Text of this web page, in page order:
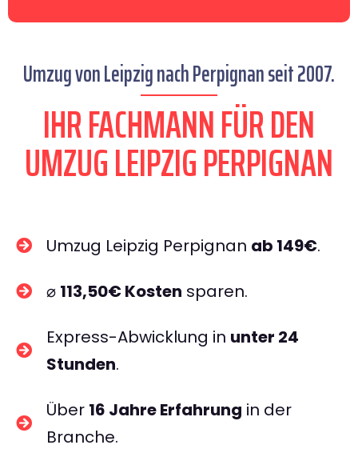
Umzug von Leipzig nach Perpignan seit 2007.
IHR FACHMANN FÜR DEN
UMZUG LEIPZIG PERPIGNAN
Umzug Leipzig Perpignan ab 149€.
⌀ 113,50€ Kosten sparen.
Express-Abwicklung in unter 24
Stunden.
Über 16 Jahre Erfahrung in der
Branche.